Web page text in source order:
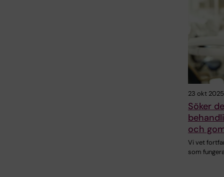
23 okt 2025
Söker
och
Vi vet
som